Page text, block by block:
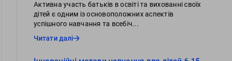
Активна участь батьків в освіті та вихованні своїх
дітей є одним із основоположних аспектів
успішного навчання та всебіч...
Читати далі